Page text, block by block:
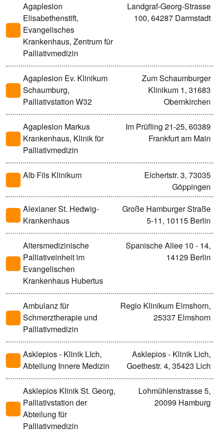
Agaplesion
Elisabethenstift,
Evangelisches
Krankenhaus, Zentrum für
Palliativmedizin
Landgraf-Georg-Strasse
100, 64287 Darmstadt
Agaplesion Ev. Klinikum
Schaumburg,
Palliativstation W32
Zum Schaumburger
Klinikum 1, 31683
Obernkirchen
Agaplesion Markus
Krankenhaus, Klinik für
Palliativmedizin
Im Prüfling 21-25, 60389
Frankfurt am Main
Alb Fils Klinikum
Eichertstr. 3, 73035
Göppingen
Alexianer St. Hedwig-
Krankenhaus
Große Hamburger Straße
5-11, 10115 Berlin
Altersmedizinische
Palliativeinheit im
Evangelischen
Krankenhaus Hubertus
Spanische Allee 10 - 14,
14129 Berlin
Ambulanz für
Schmerztherapie und
Palliativmedizin
Regio Klinikum Elmshorn,
25337 Elmshorn
Asklepios - Klinik LIch,
Abteilung Innere Medizin
Asklepios - Klinik Lich,
Goethestr. 4, 35423 Lich
Asklepios Klinik St. Georg,
Palliativstation der
Abteilung für
Palliativmedizin
Lohmühlenstrasse 5,
20099 Hamburg